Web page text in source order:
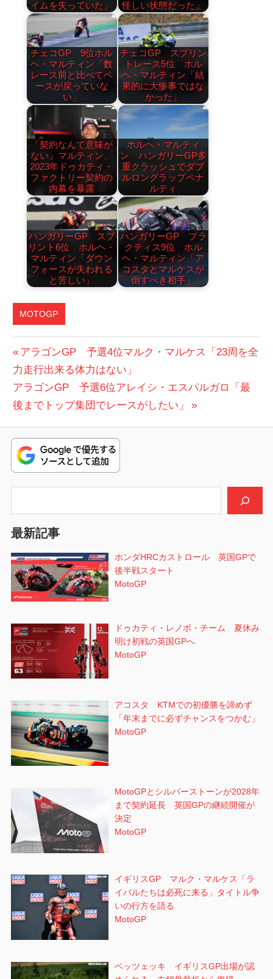
イムを失っていた」
怪しい状態だった」
チェコGP 9位ホル
ヘ・マルティン「数
レース前と比べてペ
ースが戻っていな
い」
チェコGP スプリン
トレース5位 ホル
ヘ・マルティン「結
果的に大惨事ではな
かった」
「契約なんて意味が
ない」マルティン、
2023年ドゥカティ・
ファクトリー契約の
内幕を暴露
ホルヘ・マルティ
ン ハンガリーGP多
重クラッシュでダブ
ルロングラップペナ
ルティ
ハンガリーGP スプ
リント6位 ホルヘ・
マルティン「ダウン
フォースが失われる
と苦しい」
ハンガリーGP プラ
クティス9位 ホル
ヘ・マルティン「ア
コスタとマルケスが
倒すべき相手」
MOTOGP
投
稿
ナ
ビ
ゲ
ー
ン
前
の
投
稿:
アラゴンGP 予選4位マルク・マルケス「23周を全
力走行出来る体力はない」
次
の
稿:
アラゴンGP 予選6位アレイシ・エスパルガロ「最
後までトップ集団でレースがしたい」
最新記事
ホンダHRCカストロール 英国GPで
後半戦スタート
MotoGP
ドゥカティ・レノボ・チーム 夏休み
明け初戦の英国GPへ
MotoGP
アコスタ KTMでの初優勝を諦めず
「年末までに必ずチャンスをつかむ」
MotoGP
MotoGPとシルバーストーンが2028年
まで契約延長 英国GPの継続開催が
決定
MotoGP
イギリスGP マルク・マルケス「ラ
イバルたちは必死に来る」タイトル争
いの行方を語る
MotoGP
ベッツェッキ イギリスGP出場が認